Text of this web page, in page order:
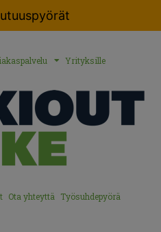
Yrityksille
Ota yhteyttä Työsuhdepyörä